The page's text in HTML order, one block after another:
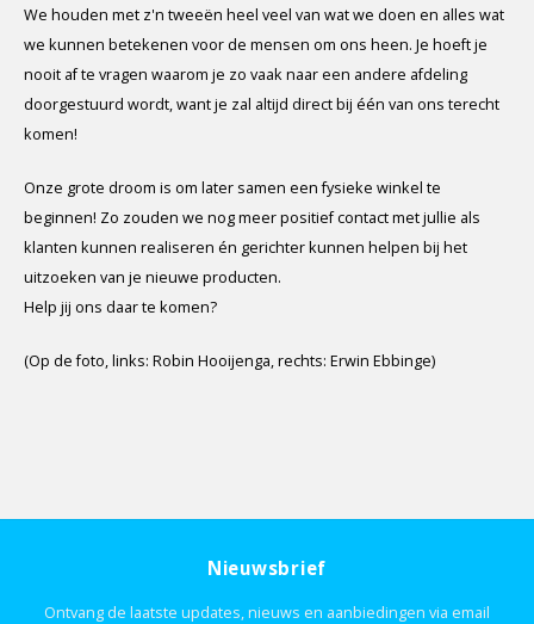
We houden met z'n tweeën heel veel van wat we doen en alles wat
we kunnen betekenen voor de mensen om ons heen. Je hoeft je
nooit af te vragen waarom je zo vaak naar een andere afdeling
doorgestuurd wordt, want je zal altijd direct bij één van ons terecht
komen!
Onze grote droom is om later samen een fysieke winkel te
beginnen! Zo zouden we nog meer positief contact met jullie als
klanten kunnen realiseren én gerichter kunnen helpen bij het
uitzoeken van je nieuwe producten.
Help jij ons daar te komen?
(Op de foto, links: Robin Hooijenga, rechts: Erwin Ebbinge)
Nieuwsbrief
Ontvang de laatste updates, nieuws en aanbiedingen via email